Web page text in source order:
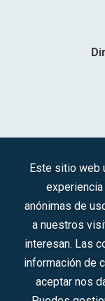
Sociedad Mercantil
Inscrita en el R.M.
Este sitio web
anónimas de
a nuestros
interesan. Las
información de
aceptar nos